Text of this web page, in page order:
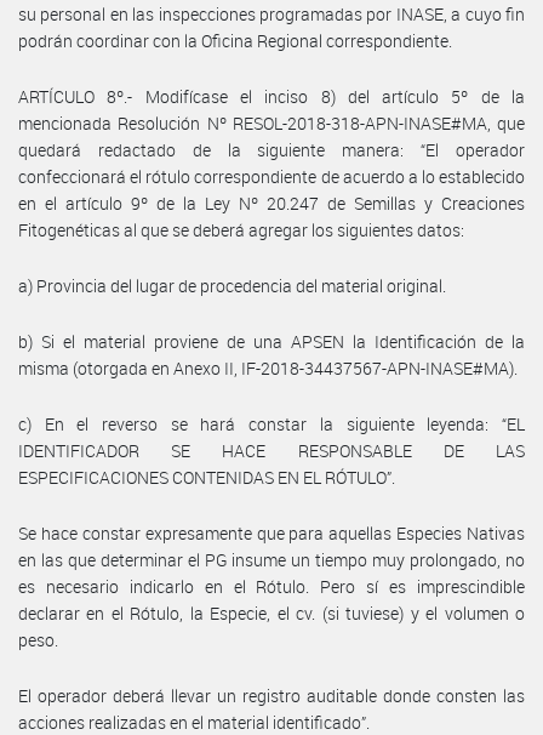
su personal en las inspecciones programadas por INASE, a cuyo fin
podrán coordinar con la Oficina Regional correspondiente.
ARTÍCULO 8º.- Modifícase el inciso 8) del artículo 5º de la
mencionada Resolución Nº RESOL-2018-318-APN-INASE#MA, que
quedará redactado de la siguiente manera: “El operador
confeccionará el rótulo correspondiente de acuerdo a lo establecido
en el artículo 9º de la Ley Nº 20.247 de Semillas y Creaciones
Fitogenéticas al que se deberá agregar los siguientes datos:
a) Provincia del lugar de procedencia del material original.
b) Si el material proviene de una APSEN la Identificación de la
misma (otorgada en Anexo II, IF-2018-34437567-APN-INASE#MA).
c) En el reverso se hará constar la siguiente leyenda: “EL
IDENTIFICADOR SE HACE RESPONSABLE DE LAS
ESPECIFICACIONES CONTENIDAS EN EL RÓTULO”.
Se hace constar expresamente que para aquellas Especies Nativas
en las que determinar el PG insume un tiempo muy prolongado, no
es necesario indicarlo en el Rótulo. Pero sí es imprescindible
declarar en el Rótulo, la Especie, el cv. (si tuviese) y el volumen o
peso.
El operador deberá llevar un registro auditable donde consten las
acciones realizadas en el material identificado”.